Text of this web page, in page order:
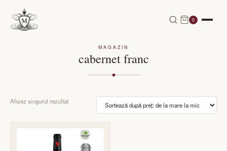
0
MAGAZIN
cabernet franc
Afișez singurul rezultat